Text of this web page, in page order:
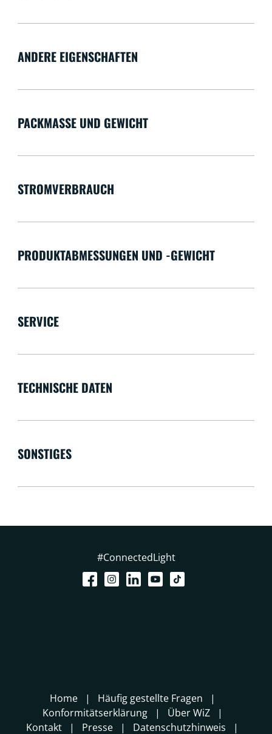
ANDERE EIGENSCHAFTEN
PACKMASSE UND GEWICHT
STROMVERBRAUCH
PRODUKTABMESSUNGEN UND -GEWICHT
SERVICE
TECHNISCHE DATEN
SONSTIGES
#ConnectedLight
Home
Häufig gestellte Fragen
Konformitätserklärung
Über WiZ
Kontakt
Presse Datenschutzhinweis